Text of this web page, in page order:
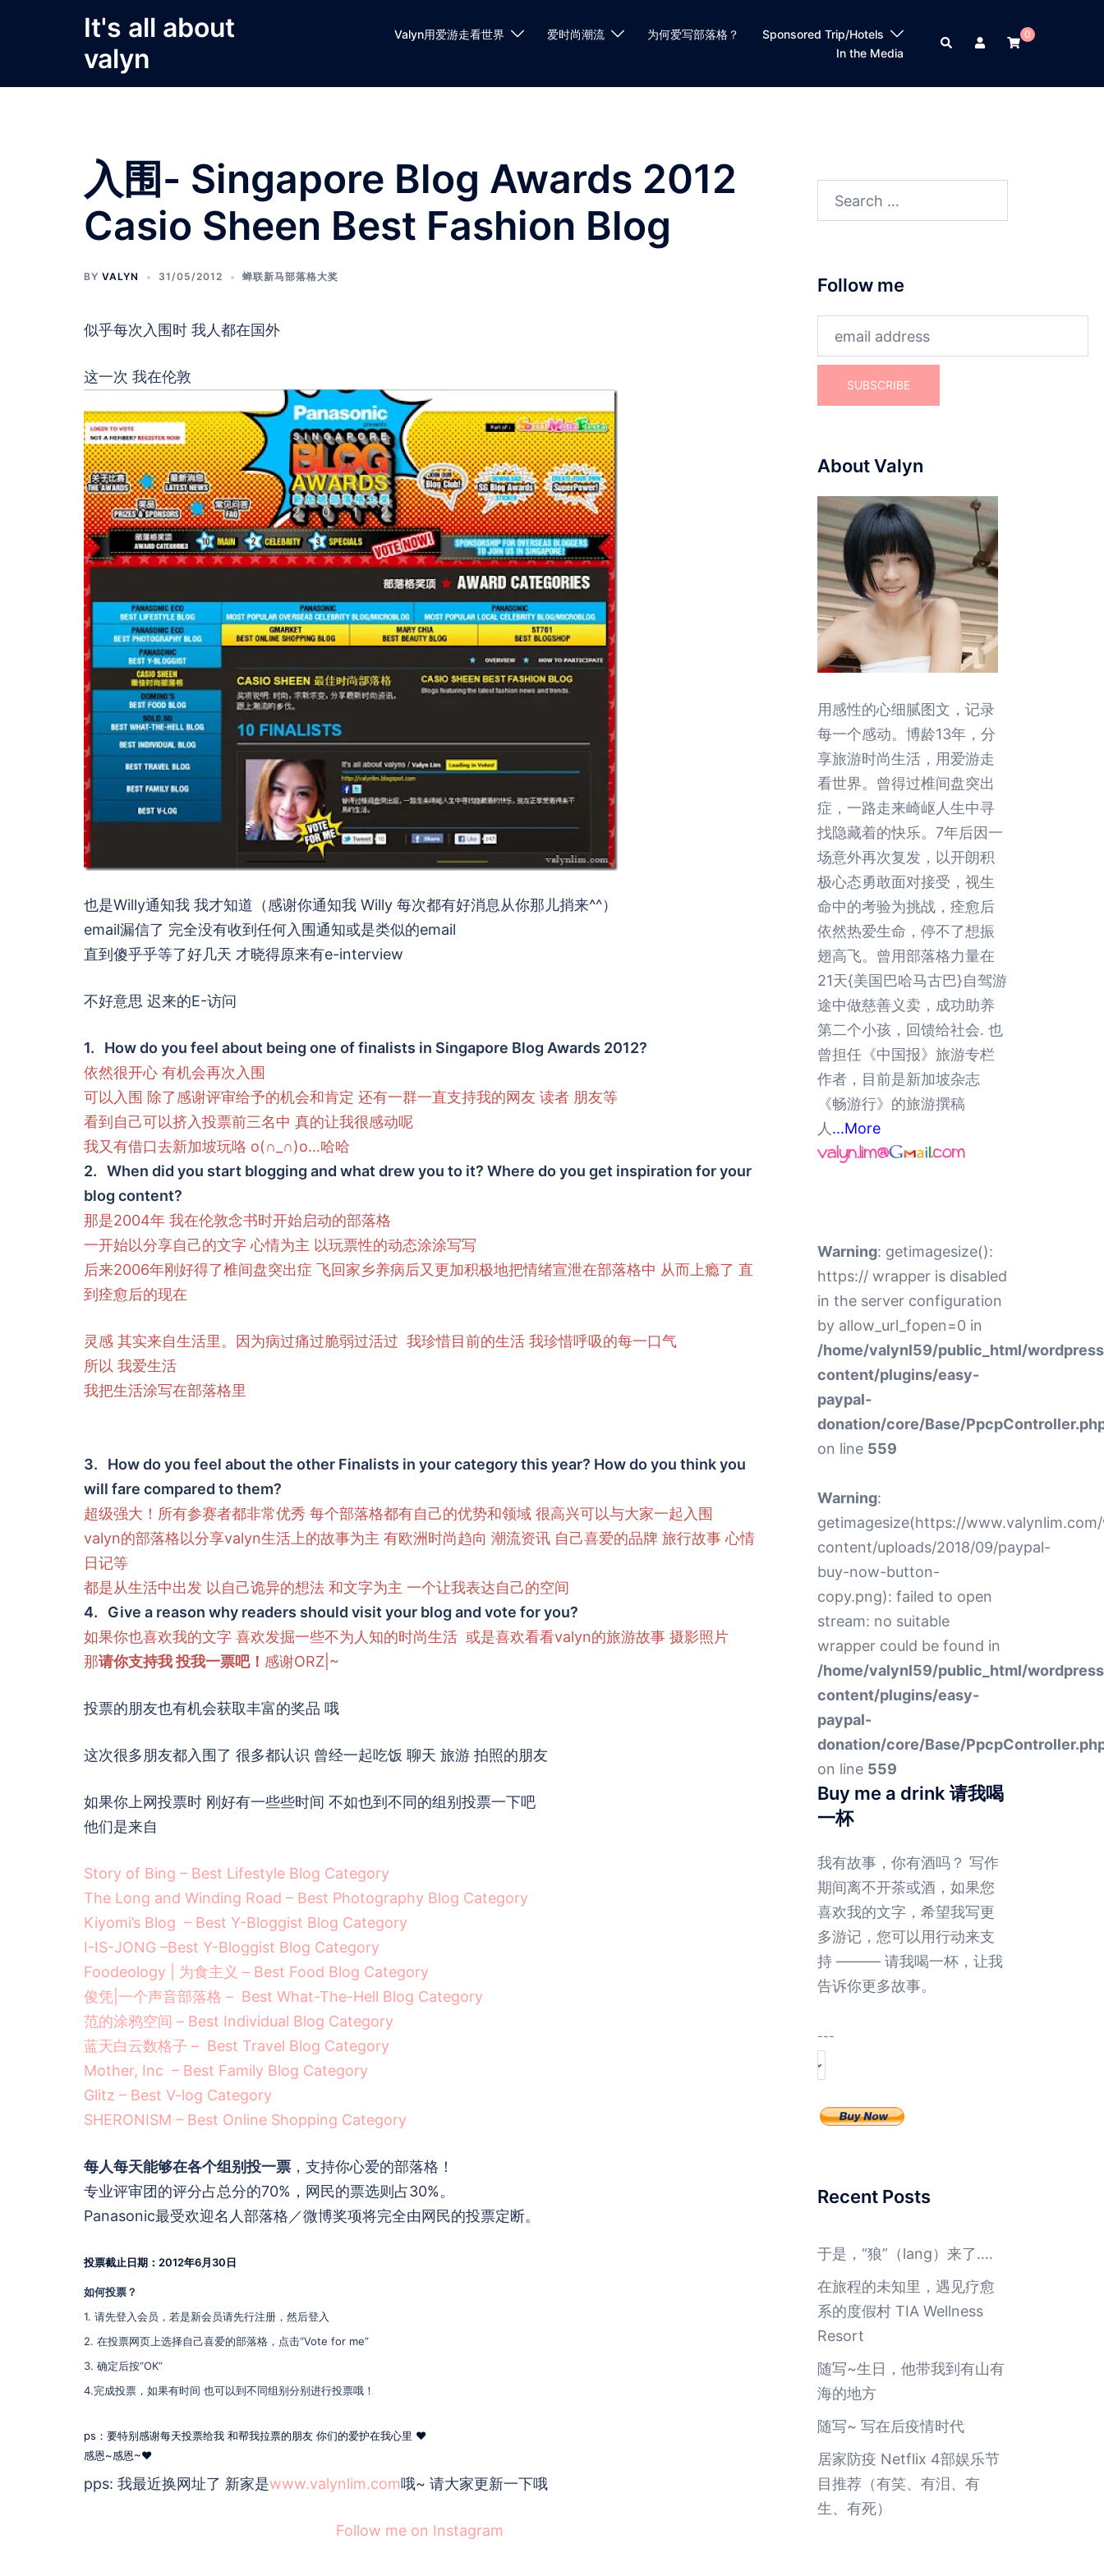
It's all about
valyn
Valyn用爱游走看世界 爱时尚潮流 为何爱写部落格？
Sponsored Trip/Hotels
In the Media
Search
0
入围- Singapore Blog Awards 2012
Casio Sheen Best Fashion Blog
BY VALYN 31/05/2012 蝉联新马部落格大奖
似乎每次入围时 我人都在国外
这一次 我在伦敦
也是Willy通知我 我才知道（感谢你通知我 Willy 每次都有好消息从你那儿捎来^^）
email漏信了 完全没有收到任何入围通知或是类似的email
直到傻乎乎等了好几天 才晓得原来有e-interview
不好意思 迟来的E-访问
1. How do you feel about being one of finalists in Singapore Blog Awards 2012?
依然很开心 有机会再次入围
可以入围 除了感谢评审给予的机会和肯定 还有一群一直支持我的网友 读者 朋友等
看到自己可以挤入投票前三名中 真的让我很感动呢
我又有借口去新加坡玩咯 o(∩_∩)o…哈哈
2. When did you start blogging and what drew you to it? Where do you get inspiration for your
blog content?
那是2004年 我在伦敦念书时开始启动的部落格
一开始以分享自己的文字 心情为主 以玩票性的动态涂涂写写
后来2006年刚好得了椎间盘突出症 飞回家乡养病后又更加积极地把情绪宣泄在部落格中 从而上瘾了 直
到痊愈后的现在
灵感 其实来自生活里。因为病过痛过脆弱过活过 我珍惜目前的生活 我珍惜呼吸的每一口气
所以 我爱生活
我把生活涂写在部落格里
3. How do you feel about the other Finalists in your category this year? How do you think you
will fare compared to them?
超级强大！所有参赛者都非常优秀 每个部落格都有自己的优势和领域 很高兴可以与大家一起入围
valyn的部落格以分享valyn生活上的故事为主 有欧洲时尚趋向 潮流资讯 自己喜爱的品牌 旅行故事 心情
日记等
都是从生活中出发 以自己诡异的想法 和文字为主 一个让我表达自己的空间
4. Give a reason why readers should visit your blog and vote for you?
如果你也喜欢我的文字 喜欢发掘一些不为人知的时尚生活 或是喜欢看看valyn的旅游故事 摄影照片
那请你支持我 投我一票吧！ 感谢ORZ|~
投票的朋友也有机会获取丰富的奖品 哦
这次很多朋友都入围了 很多都认识 曾经一起吃饭 聊天 旅游 拍照的朋友
如果你上网投票时 刚好有一些些时间 不如也到不同的组别投票一下吧
他们是来自
Story of Bing – Best Lifestyle Blog Category
The Long and Winding Road – Best Photography Blog Category
Kiyomi’s Blog – Best Y-Bloggist Blog Category
I-IS-JONG –Best Y-Bloggist Blog Category
Foodeology | 为食主义 – Best Food Blog Category
俊凭|一个声音部落格 – Best What-The-Hell Blog Category
范的涂鸦空间 – Best Individual Blog Category
蓝天白云数格子 – Best Travel Blog Category
Mother, Inc – Best Family Blog Category
Glitz – Best V-log Category
SHERONISM – Best Online Shopping Category
每人每天能够在各个组别投一票 ，支持你心爱的部落格！
专业评审团的评分占总分的70%，网民的票选则占30%。
Panasonic最受欢迎名人部落格／微博奖项将完全由网民的投票定断。
投票截止日期：2012年6月30日
如何投票？
1. 请先登入会员，若是新会员请先行注册，然后登入
2. 在投票网页上选择自己喜爱的部落格，点击“Vote for me”
3. 确定后按“OK”
4.完成投票，如果有时间 也可以到不同组别分别进行投票哦！
ps：要特别感谢每天投票给我 和帮我拉票的朋友 你们的爱护在我心里 ♥
感恩~感恩~♥
pps: 我最近换网址了 新家是www.valynlim.com哦~ 请大家更新一下哦
Follow me on Instagram
Search
Follow me
About Valyn
用感性的心细腻图文，记录
每一个感动。博龄13年，分
享旅游时尚生活，用爱游走
看世界。曾得过椎间盘突出
症，一路走来崎岖人生中寻
找隐藏着的快乐。7年后因一
场意外再次复发，以开朗积
极心态勇敢面对接受，视生
命中的考验为挑战，痊愈后
依然热爱生命，停不了想振
翅高飞。曾用部落格力量在
21天{美国巴哈马古巴}自驾游
途中做慈善义卖，成功助养
第二个小孩，回馈给社会. 也
曾担任《中国报》旅游专栏
作者，目前是新加坡杂志
《畅游行》的旅游撰稿
人 ...More
Warning: getimagesize():
https:// wrapper is disabled
in the server configuration
by allow_url_fopen=0 in
/home/valynl59/public_html/
content/plugins/easy-
paypal-
donation/core/Base/
on line 559
Warning:
getimagesize(https://
content/uploads/2018/09/paypal-
buy-now-button-
copy.png): failed to open
stream: no suitable
wrapper could be found in
/home/valynl59/public_html/
content/plugins/easy-
paypal-
donation/core/Base/
on line 559
Buy me a drink 请我喝
一杯
我有故事，你有酒吗？ 写作
期间离不开茶或酒，如果您
喜欢我的文字，希望我写更
多游记，您可以用行动来支
持 ——— 请我喝一杯，让我
告诉你更多故事。
---
Recent Posts
于是，“狼”（lang）来了….
在旅程的未知里，遇见疗愈
系的度假村 TIA Wellness
Resort
随写~生日，他带我到有山有
海的地方
随写~ 写在后疫情时代
居家防疫 Netflix 4部娱乐节
目推荐（有笑、有泪、有
生、有死）